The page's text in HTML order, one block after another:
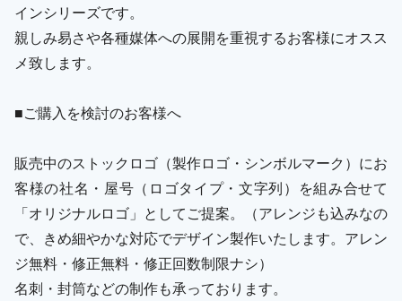
インシリーズです。
親しみ易さや各種媒体への展開を重視するお客様にオスス
メ致します。
■ご購入を検討のお客様へ
販売中のストックロゴ（製作ロゴ・シンボルマーク）にお
客様の社名・屋号（ロゴタイプ・文字列）を組み合せて
「オリジナルロゴ」としてご提案。（アレンジも込みなの
で、きめ細やかな対応でデザイン製作いたします。アレン
ジ無料・修正無料・修正回数制限ナシ）
名刺・封筒などの制作も承っております。